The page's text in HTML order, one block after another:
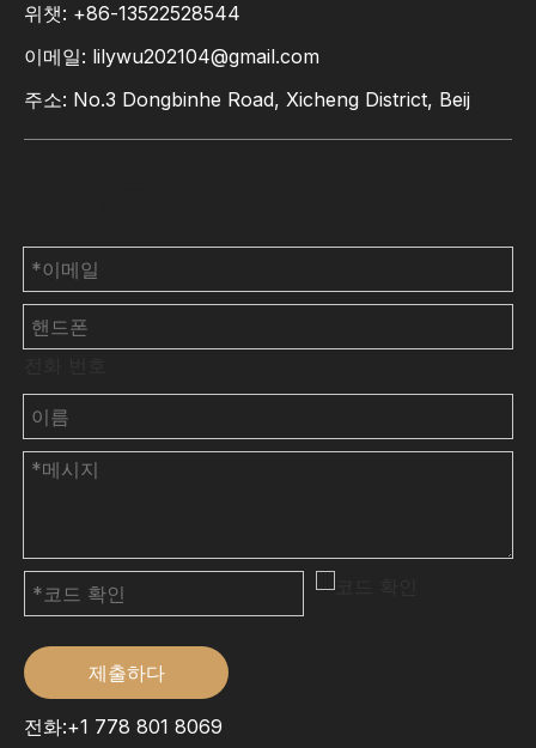
위챗: +86-13522528544
이메일: lilywu202104@gmail.com
주소: No.3 Dongbinhe Road, Xicheng District, Beij
제출하다
전화:+1 778 801 8069